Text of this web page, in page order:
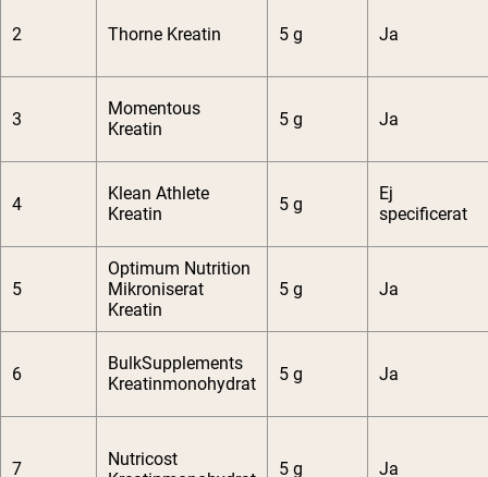
2 Thorne Kreatin 5 g Ja
3
Momentous
Kreatin
5 g Ja
4
Klean Athlete
Kreatin
5 g
Ej
specificerat
5
Optimum Nutrition
Mikroniserat
Kreatin
5 g Ja
6
BulkSupplements
Kreatinmonohydrat
5 g Ja
7
Nutricost
5 g Ja